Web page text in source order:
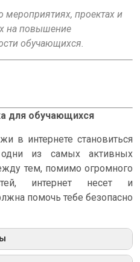
проектах и
на повышение
обучающихся.
для обучающихся
в интернете становиться
из самых активных
тем, помимо огромного
интернет несет и
помочь тебе безопасно